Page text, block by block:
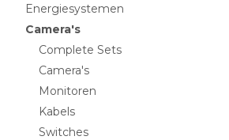
Energiesystemen
Camera's
Complete Sets
Camera's
Monitoren
Kabels
Switches